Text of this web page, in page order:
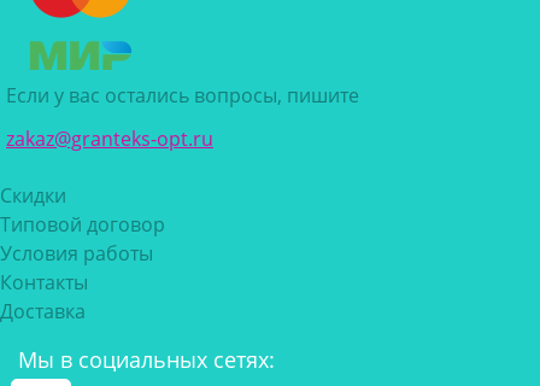
Если у вас остались вопросы, пишите
zakaz@granteks-opt.ru
Скидки
Типовой договор
Условия работы
Контакты
Доставка
Мы в социальных сетях: